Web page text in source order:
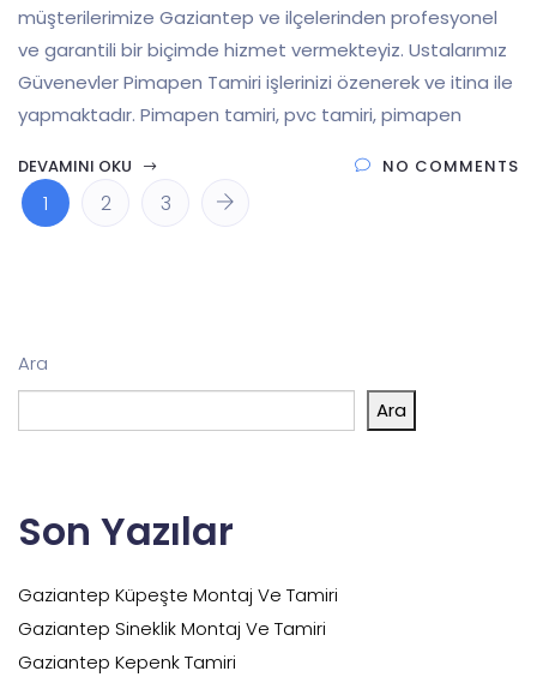
müşterilerimize Gaziantep ve ilçelerinden profesyonel
ve garantili bir biçimde hizmet vermekteyiz. Ustalarımız
Güvenevler Pimapen Tamiri işlerinizi özenerek ve itina ile
yapmaktadır. Pimapen tamiri, pvc tamiri, pimapen
DEVAMINI OKU NO COMMENTS
1 2 3
Ara
Ara
Son Yazılar
Gaziantep Küpeşte Montaj Ve Tamiri
Gaziantep Sineklik Montaj Ve Tamiri
Gaziantep Kepenk Tamiri